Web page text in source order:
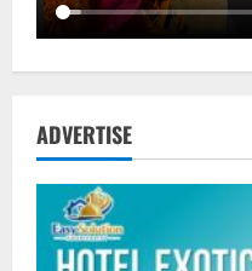
ADVERTISE